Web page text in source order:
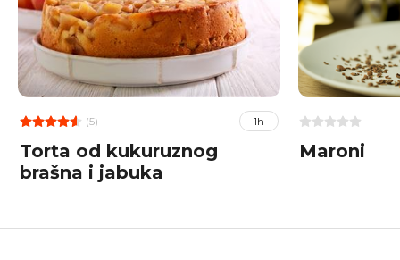
(5) 1h
Torta od kukuruznog
brašna i jabuka
Maroni